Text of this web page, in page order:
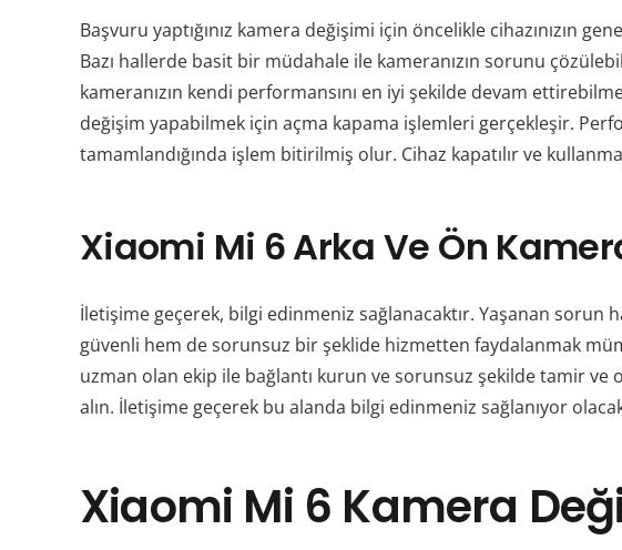
Başvuru yaptığınız kamera değişimi için öncelikle cihazınızın
Bazı hallerde basit bir müdahale ile kameranızın sorunu
kameranızın kendi performansını en iyi şekilde devam
değişim yapabilmek için açma kapama işlemleri gerçekleşir.
tamamlandığında işlem bitirilmiş olur. Cihaz kapatılır ve
Xiaomi Mi 6 Arka Ve Ön
İletişime geçerek, bilgi edinmeniz sağlanacaktır. Yaşanan sorun
güvenli hem de sorunsuz bir şeklide hizmetten faydalanmak
uzman olan ekip ile bağlantı kurun ve sorunsuz şekilde tamir ve
alın. İletişime geçerek bu alanda bilgi edinmeniz sağlanıyor
Xiaomi Mi 6 Kamera